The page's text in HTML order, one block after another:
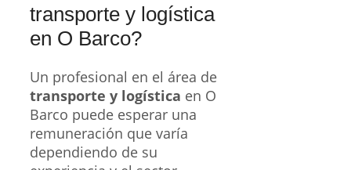
transporte y logística
en O Barco?
Un profesional en el área de
transporte y logística en O
Barco puede esperar una
remuneración que varía
dependiendo de su